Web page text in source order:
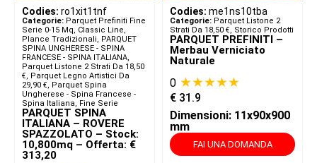
Codies: ro1xit1tnf
Categorie: Parquet Prefiniti Fine
Serie 0-15 Mq, Classic Line,
Plance Tradizionali, PARQUET
SPINA UNGHERESE - SPINA
FRANCESE - SPINA ITALIANA​,
Parquet Listone 2 Strati Da 18,50
€, Parquet Legno Artistici Da
29,90 €, Parquet Spina
Ungherese - Spina Francese -
Spina Italiana, Fine Serie
PARQUET SPINA
ITALIANA – ROVERE
SPAZZOLATO – Stock:
10,800mq – Offerta: €
313,20
Codies: me1ns10tba
Categorie: Parquet Listone 2
Strati Da 18,50 €, Storico Prodotti
PARQUET PREFINITI –
Merbau Verniciato
Naturale
0 ★★★★★
€ 31.9
Dimensioni: 11x90x900
mm
FAI UNA DOMANDA